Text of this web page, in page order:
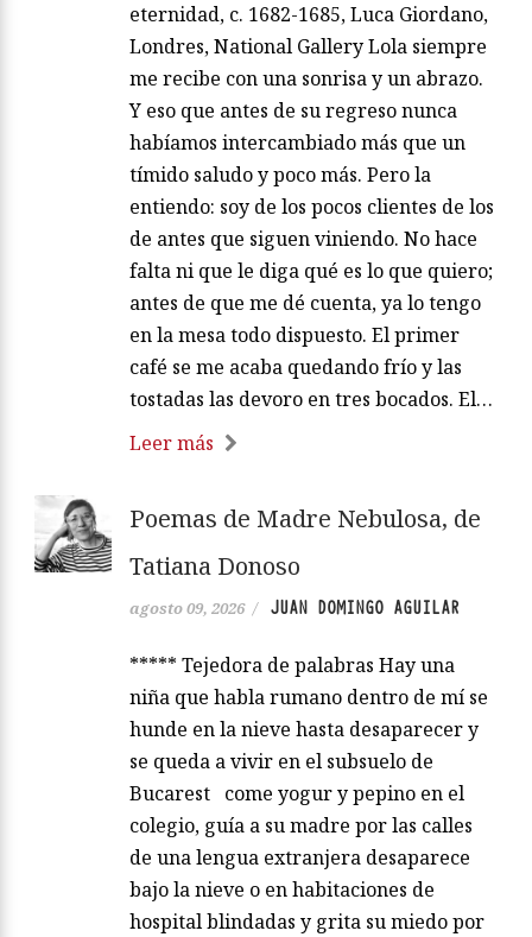
eternidad, c. 1682-1685, Luca Giordano,
Londres, National Gallery Lola siempre
me recibe con una sonrisa y un abrazo.
Y eso que antes de su regreso nunca
habíamos intercambiado más que un
tímido saludo y poco más. Pero la
entiendo: soy de los pocos clientes de los
de antes que siguen viniendo. No hace
falta ni que le diga qué es lo que quiero;
antes de que me dé cuenta, ya lo tengo
en la mesa todo dispuesto. El primer
café se me acaba quedando frío y las
tostadas las devoro en tres bocados. El…
Leer más
Poemas de Madre Nebulosa, de
Tatiana Donoso
agosto 09, 2026 / JUAN DOMINGO AGUILAR
***** Tejedora de palabras Hay una
niña que habla rumano dentro de mí se
hunde en la nieve hasta desaparecer y
se queda a vivir en el subsuelo de
Bucarest come yogur y pepino en el
colegio, guía a su madre por las calles
de una lengua extranjera desaparece
bajo la nieve o en habitaciones de
hospital blindadas y grita su miedo por